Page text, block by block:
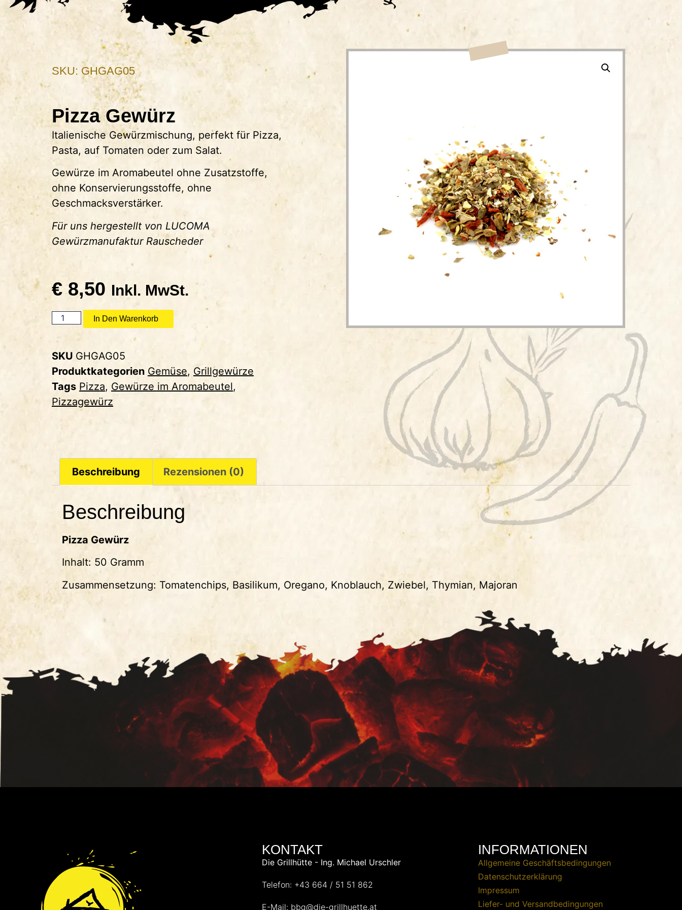
SKU: GHGAG05
Pizza Gewürz
Italienische Gewürzmischung, perfekt für Pizza,
Pasta, auf Tomaten oder zum Salat.
Gewürze im Aromabeutel ohne Zusatzstoffe,
ohne Konservierungsstoffe, ohne
Geschmacksverstärker.
Für uns hergestellt von LUCOMA
Gewürzmanufaktur Rauscheder
€ 8,50 Inkl. MwSt.
In Den Warenkorb
SKU GHGAG05
Produktkategorien Gemüse, Grillgewürze
Tags Pizza, Gewürze im Aromabeutel,
Pizzagewürz
Beschreibung Rezensionen (0)
Beschreibung
Pizza Gewürz
Inhalt: 50 Gramm
Zusammensetzung: Tomatenchips, Basilikum, Oregano, Knoblauch, Zwiebel, Thymian, Majoran
KONTAKT
Die Grillhütte - Ing. Michael Urschler
Telefon: +43 664 / 51 51 862
E-Mail: bbq@die-grillhuette.at
INFORMATIONEN
Allgemeine Geschäftsbedingungen
Datenschutzerklärung
Impressum
Liefer- und Versandbedingungen